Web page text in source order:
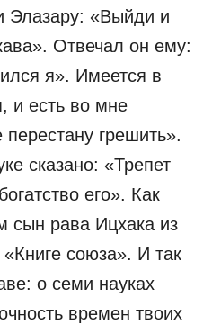
Элазару: «Выйди и
Отвечал он ему:
я». Имеется в
и есть во мне
грешить».
сказано: «Трепет
его». Как
сын рава Ицхака из
союза». И так
о семи науках
времен твоих